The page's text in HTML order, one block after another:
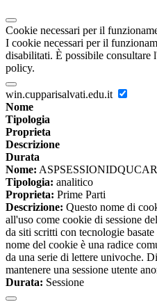
Cookie necessari per il
I cookie necessari per il
disabilitati. È possibile consultare
policy.
win.cupparisalvati.edu.it
Nome
Tipologia
Proprieta
Descrizione
Durata
Nome:
Tipologia: analitico
Proprieta: Prime Parti
Descrizione: Questo nome di
all'uso come cookie di sessione
da siti scritti con tecnologie
nome del cookie è una radice
da una serie di lettere univoche.
mantenere una sessione utente
Durata: Sessione